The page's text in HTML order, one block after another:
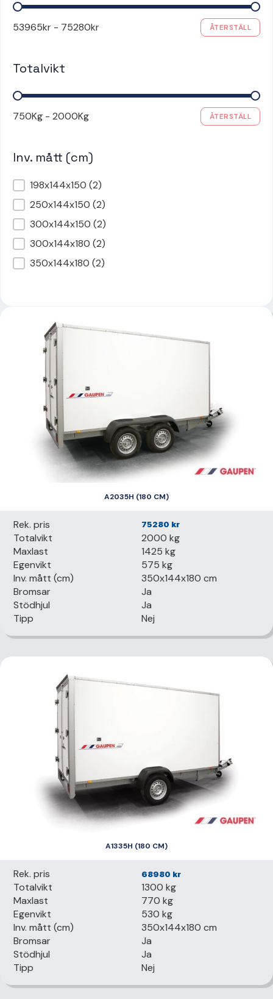
Rek. pris
53965kr - 75280kr ÅTERSTÄLL
Totalvikt
Totalvikt
750Kg - 2000Kg ÅTERSTÄLL
Inv. mått (cm)
Inv. mått (cm)
198x144x150 (2)
250x144x150 (2)
300x144x150 (2)
300x144x180 (2)
350x144x180 (2)
A2035H (180 CM)
Rek. pris 75280 kr
Totalvikt
2000 kg
Maxlast
1425 kg
Egenvikt
575 kg
Inv. mått (cm)
350x144x180 cm
Bromsar
Ja
Stödhjul
Ja
Tipp
Nej
A1335H (180 CM)
Rek. pris 68980 kr
Totalvikt
1300 kg
Maxlast
770 kg
Egenvikt
530 kg
Inv. mått (cm)
350x144x180 cm
Bromsar
Ja
Stödhjul
Ja
Tipp
Nej